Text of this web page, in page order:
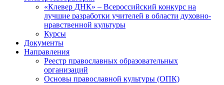
«Клевер ДНК» – Всероссийский конкурс на
лучшие разработки учителей в области духовно-
нравственной культуры
Курсы
Документы
Направления
Реестр православных образовательных
организаций
Основы православной культуры (ОПК)